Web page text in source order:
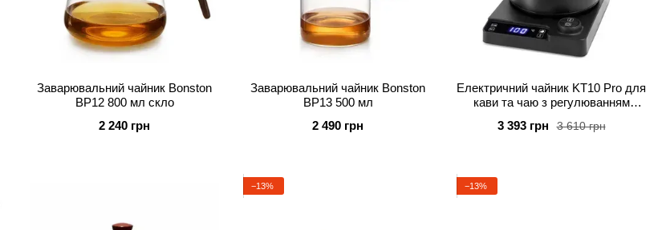
Заварювальний чайник Bonston
BP12 800 мл скло
2 240 грн
Заварювальний чайник Bonston
BP13 500 мл
2 490 грн
Електричний чайник KT10 Pro для
кави та чаю з регулюванням
3 610 грн
3 393 грн
−13% −13%